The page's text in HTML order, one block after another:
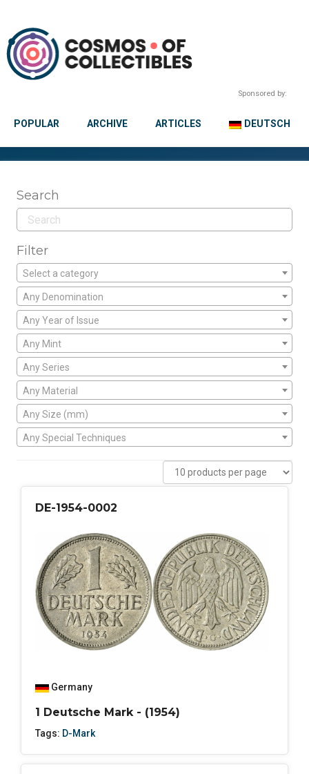
Sponsored by:
POPULAR ARCHIVE ARTICLES DEUTSCH
Search
Filter
Select a category
Any Denomination
Any Year of Issue
Any Mint
Any Series
Any Material
Any Size (mm)
Any Special Techniques
DE-1954-0002
Germany
1 Deutsche Mark - (1954)
Tags: D-Mark